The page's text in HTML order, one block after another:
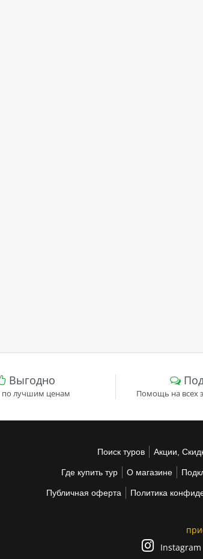
Выгодно
по лучшим ценам Помощь на всех
Поиск туров Акции,
Где купить тур О магазине
Публичная оферта Политика
Instagram